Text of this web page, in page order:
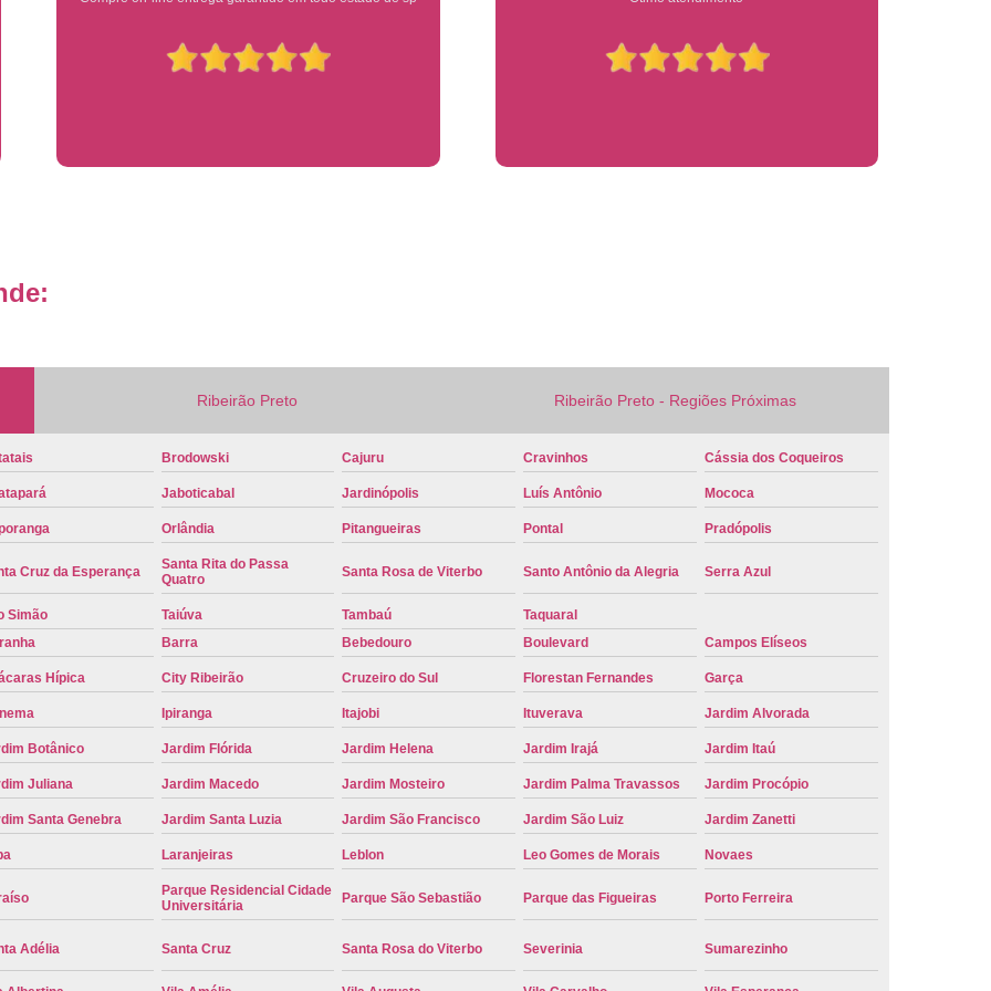
Placa Mercosul Veículo Oficial
Placa Veículo Cravinhos
Modelo Placa Mercosul Ribeirão Preto
Placa Carro Mercosul
Placa de Veículo Mercosul
Placa Mercosul Azul
Placa Mercosul Carro
Placa Modelo Mercosul
Placa Amarela Carro
Placa Carro Detran
Placa de Carro Branca
Placa de Carro Cinza
Placa de Carro Oficial
Placa de um Carro
Placa de um Carro Cravinhos
Placa Preta de Carro
Placa Verde no Carro
Placa Vermelha de Carro
Placa de Identificação Veicular
Placa Veicular
Placa Veicular Amarela
Placa Veicular Azul
Placa Veicular Cinza
Placa Veicular Cravinhos
Placa Veicular Mercosul
Placa Veicular Nova
Placa Veicular Preta
Placa Veicular Ribeirão Preto
Placa Veicular Verde
Placa Veicular Vermelha
Reforma de Placa Automotiva
Reforma de Placa Automotiva Cravinhos
Reforma de Placa Automotiva Ribeirão Preto
Reforma de Placa Carro
Reforma de Placa Veicular
Reforma Placa Automotiva
Reforma Placa Carro
Reforma Placa Veicular
Reformar Placa de Veículo
Serviço de Reforma Placa Veicular
Troca de Placa
Troca de Placa Carro
Ribeirão Preto Ribeirão Preto - Regiões Próximas
Brodowski Cajuru Cravinhos Cássia dos Coqueiros
Jaboticabal Jardinópolis Luís Antônio Mococa
Orlândia Pitangueiras Pontal Pradópolis
Cruz da Esperança
Santa Rita do Passa
Quatro
Santa Rosa de Viterbo Santo Antônio da Alegria Serra Azul
Simão Taiúva Tambaú
Taquaral
Barra Bebedouro Boulevard Campos Elíseos
Hípica City Ribeirão Cruzeiro do Sul Florestan Fernandes Garça
Ipiranga Itajobi Ituverava Jardim Alvorada
Botânico Jardim Flórida Jardim Helena Jardim Irajá Jardim Itaú
Juliana Jardim Macedo Jardim Mosteiro Jardim Palma Travassos Jardim Procópio
Santa Genebra Jardim Santa Luzia Jardim São Francisco Jardim São Luiz Jardim Zanetti
Laranjeiras Leblon Leo Gomes de Morais Novaes
Parque Residencial Cidade
Universitária
Parque São Sebastião Parque das Figueiras Porto Ferreira
Adélia Santa Cruz Santa Rosa do Viterbo Severinia Sumarezinho